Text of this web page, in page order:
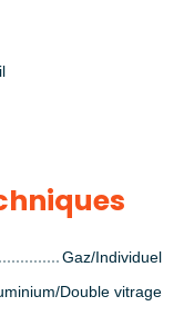
Gaz/Individuel
Double vitrage